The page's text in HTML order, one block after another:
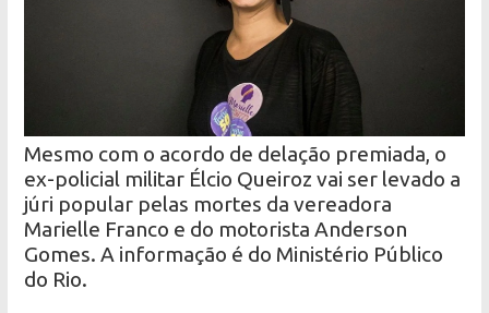
Mesmo com o acordo de delação premiada, o
ex-policial militar Élcio Queiroz vai ser levado a
júri popular pelas mortes da vereadora
Marielle Franco e do motorista Anderson
Gomes. A informação é do Ministério Público
do Rio.